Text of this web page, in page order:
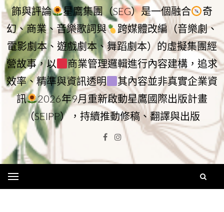
飾與評論
星鷹集團（SEG）是一個融合
奇
幻、商業、音樂歌詞與
跨媒體改編（音樂劇、
電影劇本、遊戲劇本、舞蹈劇本）的虛擬集團經
營故事，以
商業管理邏輯進行內容建構，追求
效率、精準與資訊透明
其內容並非真實企業資
訊
2026年9月重新啟動星鷹國際出版計畫
（SEIPP），持續推動修稿、翻譯與出版
Facebook
Instagram